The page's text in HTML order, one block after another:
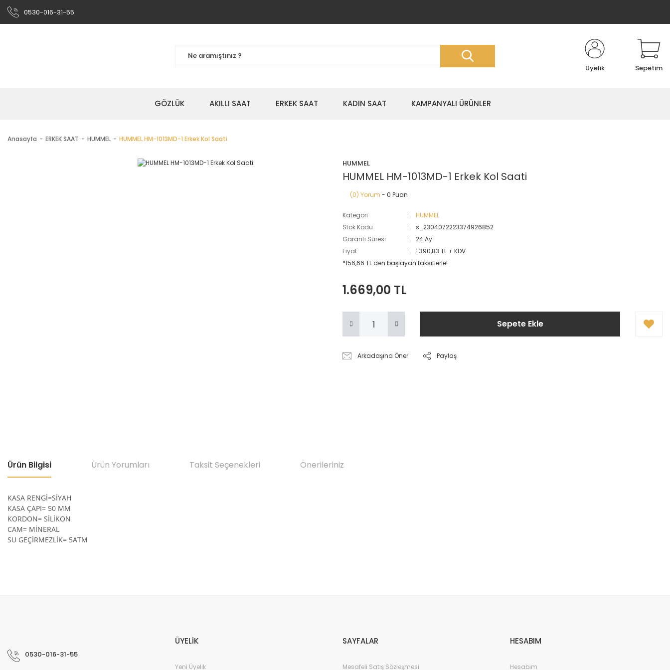
0530-016-31-55
Üyelik Sepetim
GÖZLÜK AKILLI SAAT ERKEK SAAT KADIN SAAT KAMPANYALI ÜRÜNLER
Anasayfa ERKEK SAAT HUMMEL HUMMEL HM-1013MD-1 Erkek Kol Saati
HUMMEL
HUMMEL HM-1013MD-1 Erkek Kol Saati
(0) Yorum - 0 Puan
Kategori
HUMMEL
Stok Kodu
s_2304072223374926852
Garanti Süresi
24 Ay
Fiyat
1.390,83 TL + KDV
*156,66 TL den başlayan taksitlerle!
1.669,00 TL
Sepete Ekle
Arkadaşına Öner Paylaş
Ürün Bilgisi Ürün Yorumları Taksit Seçenekleri Önerileriniz
KASA RENGİ=SİYAH
KASA ÇAPI= 50 MM
KORDON= SİLİKON
CAM= MİNERAL
SU GEÇİRMEZLİK= 5ATM
Ürün bilgilerinde hatalar bulunuyor.
0530-016-31-55
ÜYELİK
Yeni Üyelik
SAYFALAR
Mesafeli Satış Sözleşmesi
HESABIM
Hesabım